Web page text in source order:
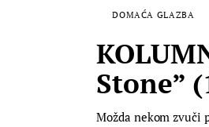
DOMAĆA GLAZBA
Stone”
Možda nekom zvuči